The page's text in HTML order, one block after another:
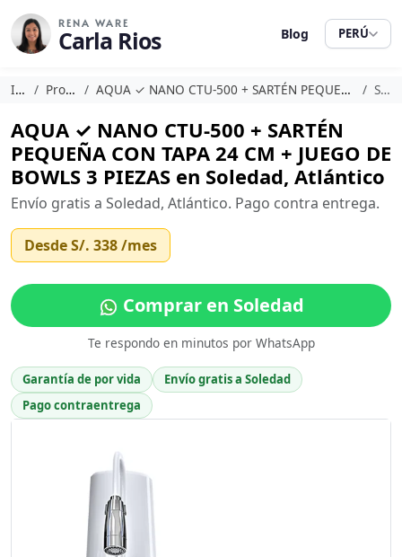
RENA WARE
Carla Rios Blog PERÚ
Inicio Promociones AQUA ✓ NANO CTU-500 + SARTÉN PEQUEÑA CON TAPA 24 CM + JUEGO DE BOWLS 3 PIEZAS Soledad
AQUA ✓ NANO CTU-500 + SARTÉN
PEQUEÑA CON TAPA 24 CM + JUEGO DE
BOWLS 3 PIEZAS en Soledad, Atlántico
Envío gratis a Soledad, Atlántico. Pago contra entrega.
DesdeS/. 338/mes
Comprar en Soledad
Te respondo en minutos por WhatsApp
Garantía de por vida
Envío gratis a Soledad
Pago contraentrega